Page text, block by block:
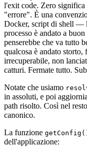
l'exit code. Zero
"errore". È una
Docker, script di shell —
processo è andato a
penserebbe che va tutto
qualcosa è andato
irrecuperabile, non
catturi. Fermate tutto.
Notate che usiamo
in assoluti, e poi
path risolto. Così nel
canonico.
La funzione
dell'applicazione: